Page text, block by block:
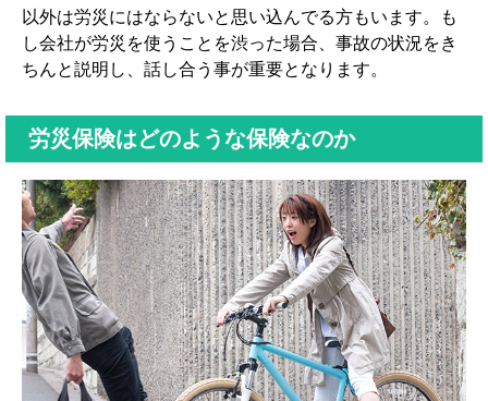
以外は労災にはならないと思い込んでる方もいます。も
し会社が労災を使うことを渋った場合、事故の状況をき
ちんと説明し、話し合う事が重要となります。
労災保険はどのような保険なのか